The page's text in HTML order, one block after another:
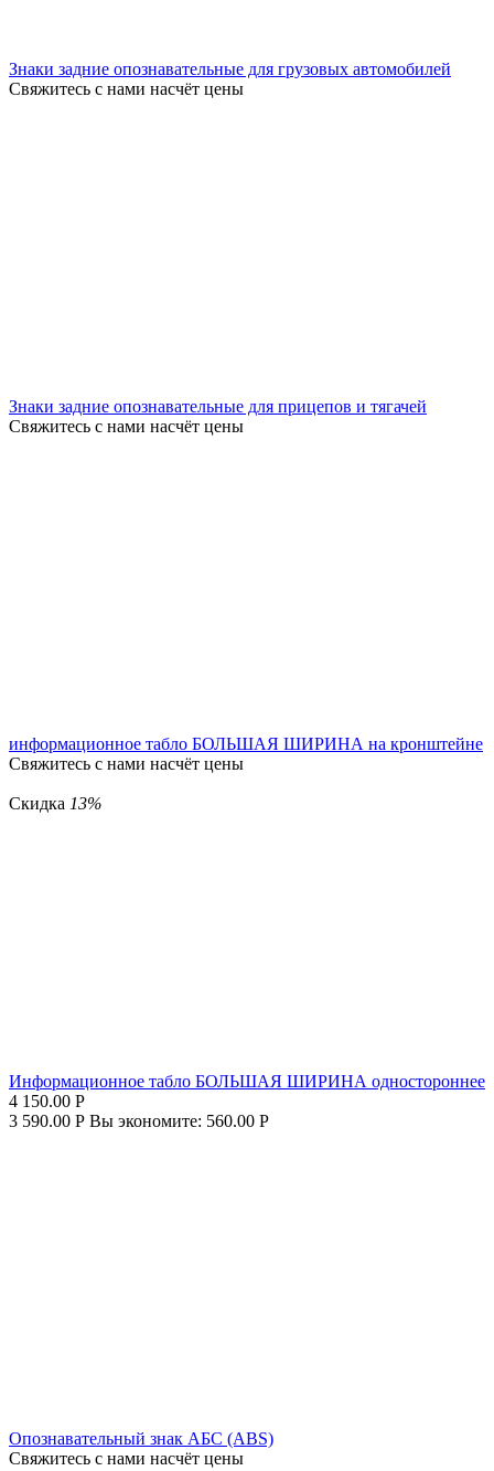
Знаки задние опознавательные для грузовых автомобилей
Свяжитесь с нами насчёт цены
Знаки задние опознавательные для прицепов и тягачей
Свяжитесь с нами насчёт цены
информационное табло БОЛЬШАЯ ШИРИНА на кронштейне
Свяжитесь с нами насчёт цены
Скидка 13%
Информационное табло БОЛЬШАЯ ШИРИНА одностороннее
4 150.00 Р
3 590.00 Р Вы экономите: 560.00 Р
Опознавательный знак АБС (ABS)
Свяжитесь с нами насчёт цены